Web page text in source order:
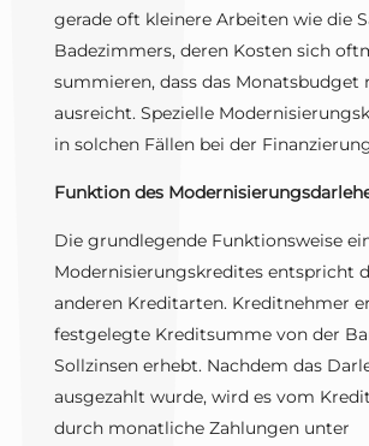
gerade oft kleinere Arbeiten wie die
Badezimmers, deren Kosten sich
summieren, dass das Monatsbudget
ausreicht. Spezielle
in solchen Fällen bei der
Funktion des
Die grundlegende Funktionsweise
Modernisierungskredites entspricht
anderen Kreditarten. Kreditnehmer
festgelegte Kreditsumme von der
Sollzinsen erhebt. Nachdem das
ausgezahlt wurde, wird es vom
durch monatliche Zahlungen unter